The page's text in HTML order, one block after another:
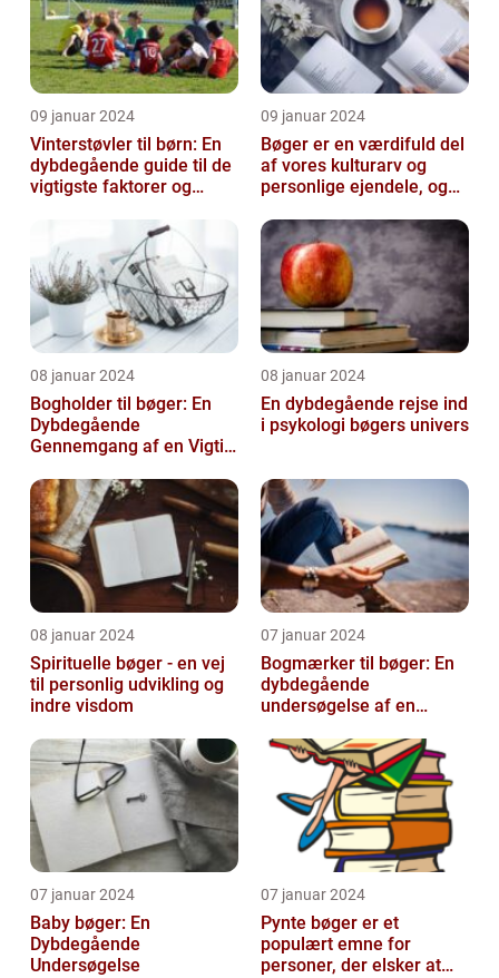
09 januar 2024
Vinterstøvler til børn: En
dybdegående guide til de
vigtigste faktorer og
09 januar 2024
Bøger er en værdifuld del
af vores kulturarv og
personlige ejendele, og
opb...
08 januar 2024
Bogholder til bøger: En
Dybdegående
Gennemgang af en Vigtig
og Økonomi
08 januar 2024
En dybdegående rejse ind
i psykologi bøgers univers
08 januar 2024
Spirituelle bøger - en vej
til personlig udvikling og
indre visdom
07 januar 2024
Bogmærker til bøger: En
dybdegående
undersøgelse af en
skat
07 januar 2024
Baby bøger: En
Dybdegående
Undersøgelse
07 januar 2024
Pynte bøger er et
populært emne for
personer, der elsker at